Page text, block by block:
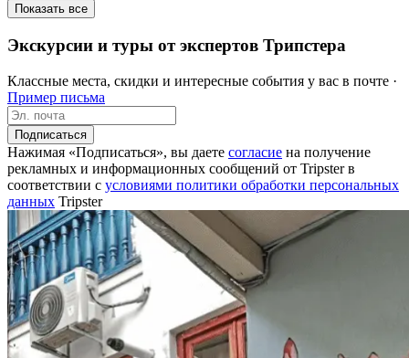
Показать все
Экскурсии и туры от экспертов Трипстера
Классные места, скидки и интересные события у вас в почте ·
Пример письма
Подписаться
Нажимая «Подписаться», вы даете согласие на получение
рекламных и информационных сообщений от Tripster в
соответствии c условиями политики обработки персональных
данных Tripster